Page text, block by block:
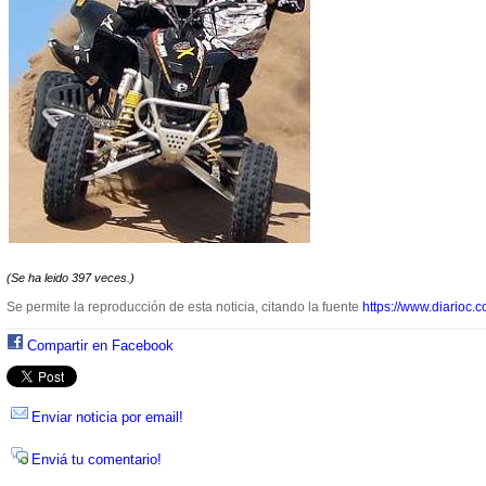
(Se ha leido 397 veces.)
Se permite la reproducción de esta noticia, citando la fuente https://
Compartir en Facebook
Enviar noticia por email!
Enviá tu comentario!